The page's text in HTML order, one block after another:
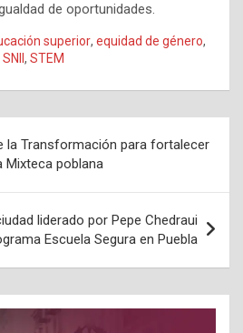
de oportunidades.
superior, equidad de género,
SNII , STEM
la Transformación para fortalecer
Mixteca poblana
liderado por Pepe Chedraui
Escuela Segura en Puebla